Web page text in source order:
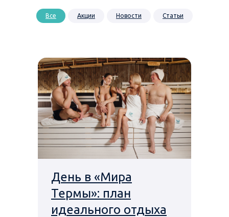
Все Акции Новости Статьи
День в «Мира
Термы»: план
идеального отдыха